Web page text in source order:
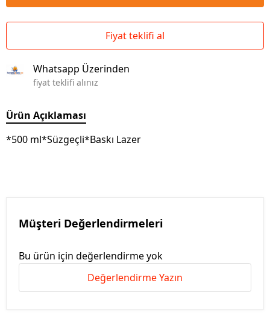
Fiyat teklifi al
Whatsapp Üzerinden
fiyat teklifi alınız
Ürün Açıklaması
*500 ml*Süzgeçli*Baskı Lazer
Müşteri Değerlendirmeleri
Bu ürün için değerlendirme yok
Değerlendirme Yazın